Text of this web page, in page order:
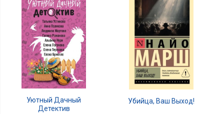
Уютный Дачный
Детектив
Убийца, Ваш Выход!